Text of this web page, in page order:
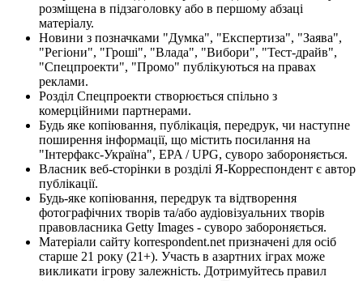
розміщена в підзаголовку або в першому абзаці
матеріалу.
Новини з позначками "Думка", "Експертиза", "Заява",
"Регіони", "Гроші", "Влада", "Вибори", "Тест-драйв",
"Спецпроекти", "Промо" публікуються на правах
реклами.
Розділ Спецпроекти створюється спільно з
комерційними партнерами.
Будь яке копіювання, публікація, передрук, чи наступне
поширення інформації, що містить посилання на
"Інтерфакс-Україна", EPA / UPG, суворо забороняється.
Власник веб-сторінки в розділі Я-Корреспондент є автор
публікації.
Будь-яке копіювання, передрук та відтворення
фотографічних творів та/або аудіовізуальних творів
правовласника Getty Images - суворо забороняється.
Матеріали сайту korrespondent.net призначені для осіб
старше 21 року (21+). Участь в азартних іграх може
викликати ігрову залежність. Дотримуйтесь правил